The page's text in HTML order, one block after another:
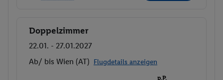
Buchen
Doppelzimmer
22.01. - 27.01.2027
Ab/ bis Wien (AT) Flugdetails anzeigen
p.P.